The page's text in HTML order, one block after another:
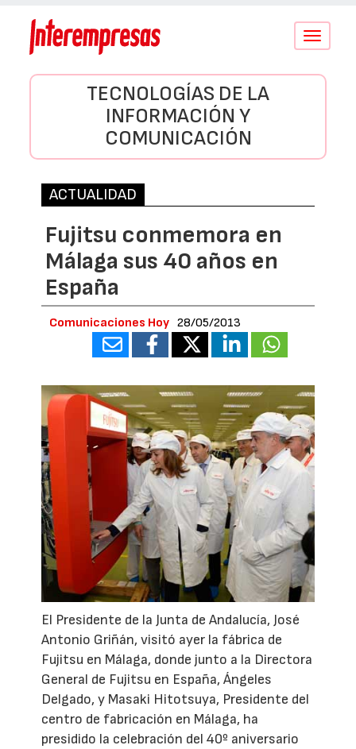
Conmutar
TECNOLOGÍAS DE LA
INFORMACIÓN Y
COMUNICACIÓN
ACTUALIDAD
Fujitsu conmemora en
Málaga sus 40 años en
España
Comunicaciones Hoy 28/05/2013
El Presidente de la Junta de Andalucía, José
Antonio Griñán, visitó ayer la fábrica de
Fujitsu en Málaga, donde junto a la Directora
General de Fujitsu en España, Ángeles
Delgado, y Masaki Hitotsuya, Presidente del
centro de fabricación en Málaga, ha
presidido la celebración del 40º aniversario